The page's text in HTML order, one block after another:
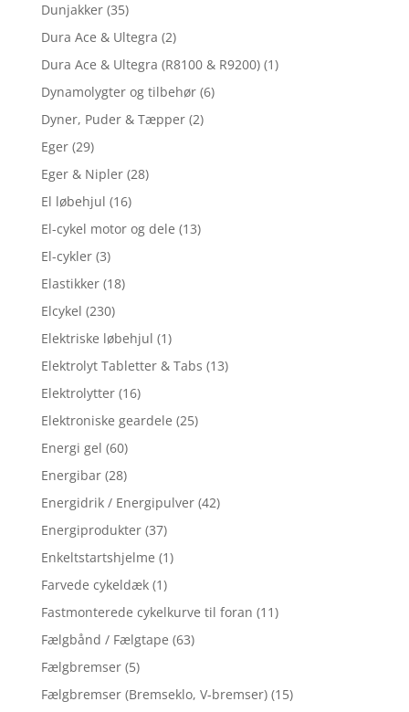
Dunjakker (35)
Dura Ace & Ultegra (2)
Dura Ace & Ultegra (R8100 & R9200) (1)
Dynamolygter og tilbehør (6)
Dyner, Puder & Tæpper (2)
Eger (29)
Eger & Nipler (28)
El løbehjul (16)
El-cykel motor og dele (13)
El-cykler (3)
Elastikker (18)
Elcykel (230)
Elektriske løbehjul (1)
Elektrolyt Tabletter & Tabs (13)
Elektrolytter (16)
Elektroniske geardele (25)
Energi gel (60)
Energibar (28)
Energidrik / Energipulver (42)
Energiprodukter (37)
Enkeltstartshjelme (1)
Farvede cykeldæk (1)
Fastmonterede cykelkurve til foran (11)
Fælgbånd / Fælgtape (63)
Fælgbremser (5)
Fælgbremser (Bremseklo, V-bremser) (15)